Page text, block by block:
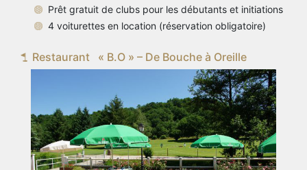
Prêt gratuit de clubs pour les débutants et initiations
4 voiturettes en location (réservation obligatoire)
Restaurant « B.O » – De Bouche à Oreille